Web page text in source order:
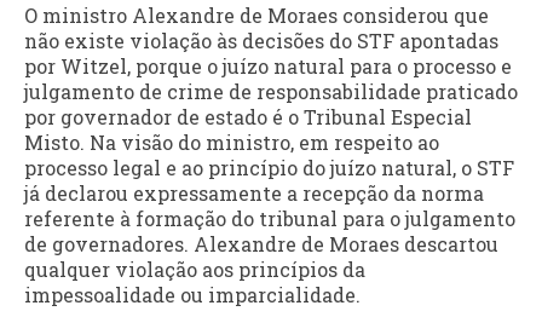
O ministro Alexandre de Moraes considerou que
não existe violação às decisões do STF apontadas
por Witzel, porque o juízo natural para o processo e
julgamento de crime de responsabilidade praticado
por governador de estado é o Tribunal Especial
Misto. Na visão do ministro, em respeito ao
processo legal e ao princípio do juízo natural, o STF
já declarou expressamente a recepção da norma
referente à formação do tribunal para o julgamento
de governadores. Alexandre de Moraes descartou
qualquer violação aos princípios da
impessoalidade ou imparcialidade.